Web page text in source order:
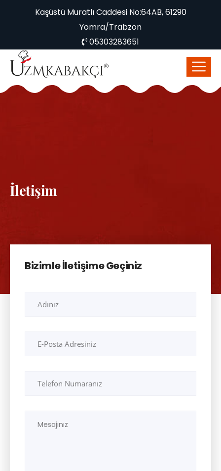
Kaşüstü Muratlı Caddesi No:64AB, 61290
Yomra/Trabzon
05303283651
İletişim
Bizimle İletişime Geçiniz